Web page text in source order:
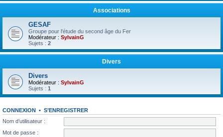
Associations
GESAF
Groupe pour l'étude du second âge du Fer
Modérateur : SylvainG
Sujets : 2
Divers
Divers
Modérateur : SylvainG
Sujets : 1
CONNEXION • S’ENREGISTRER
Nom d’utilisateur :
Mot de passe :